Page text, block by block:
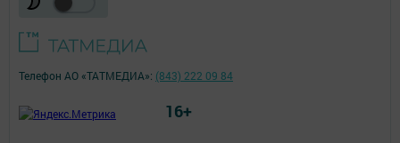
Телефон АО «ТАТМЕДИА»: (843) 222 09 84
16+